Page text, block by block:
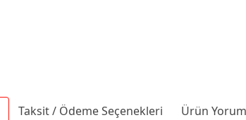
Taksit / Ödeme Seçenekleri Ürün